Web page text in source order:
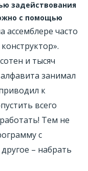
задействования
с помощью
ассемблере часто
и тысяч
занимал
к
всего
Тем не
с
– набрать